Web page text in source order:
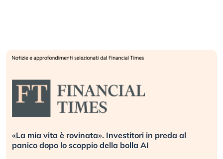
«La mia vita è rovinata». Investitori in preda al
panico dopo lo scoppio della bolla AI